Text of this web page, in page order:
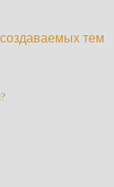
тем